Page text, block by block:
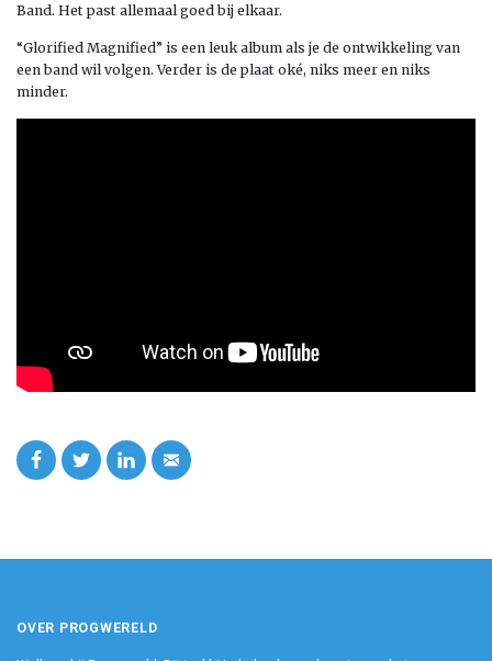
Band. Het past allemaal goed bij elkaar.
“Glorified Magnified” is een leuk album als je de ontwikkeling van
een band wil volgen. Verder is de plaat oké, niks meer en niks
minder.
OVER PROGWERELD